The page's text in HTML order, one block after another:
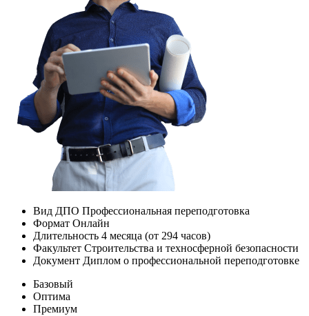
Вид ДПО Профессиональная переподготовка
Формат Онлайн
Длительность 4 месяца (от 294 часов)
Факультет Строительства и техносферной безопасности
Документ Диплом о профессиональной переподготовке
Базовый
Оптима
Премиум